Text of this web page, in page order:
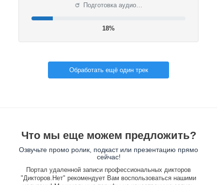
⟳ Подготовка аудио…
18%
Обработать ещё один трек
Что мы еще можем предложить?
Озвучьте промо ролик, подкаст или презентацию прямо
сейчас!
Портал удаленной записи профессиональных дикторов
"Дикторов.Нет" рекомендует Вам воспользоваться нашими